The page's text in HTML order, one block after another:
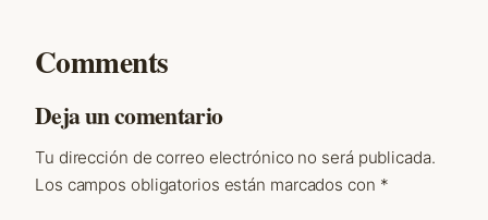
Comments
Deja un comentario
Tu dirección de correo electrónico no será publicada.
Los campos obligatorios están marcados con *